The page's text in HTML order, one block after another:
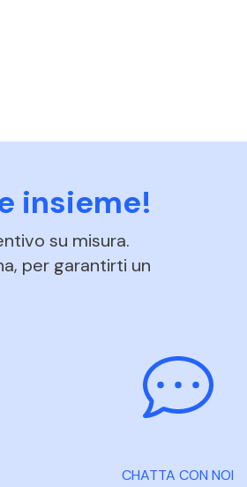
insieme!
su misura.
per garantirti un
CHATTA CON NOI